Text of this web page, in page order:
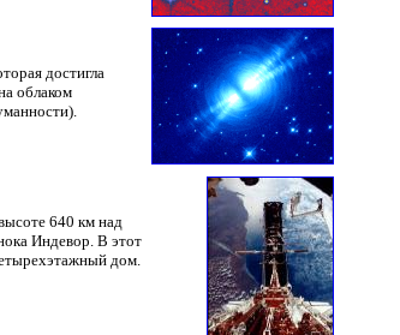
достигла
облаком
640 км над
Индевор. В этот
дом.